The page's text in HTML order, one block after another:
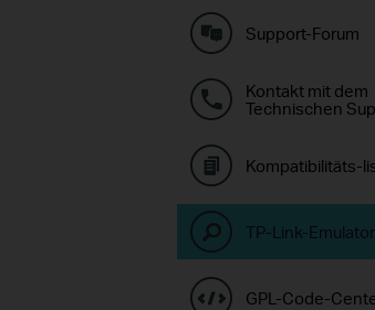
Support-Forum
Kontakt mit dem
Technischen
Kompatibilitäts-
TP-Link-
GPL-Code-